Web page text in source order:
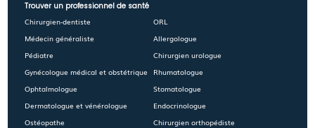
Trouver un professionnel de santé
Chirurgien-dentiste
Médecin généraliste
Pédiatre
Gynécologue médical et obstétrique
Ophtalmologue
Dermatologue et vénérologue
Ostéopathe
ORL
Allergologue
Chirurgien urologue
Rhumatologue
Stomatologue
Endocrinologue
Chirurgien orthopédiste